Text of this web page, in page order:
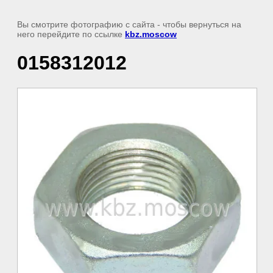
Вы смотрите фотографию с сайта - чтобы вернуться на
него перейдите по ссылке kbz.moscow
0158312012